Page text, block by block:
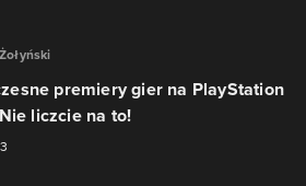
premiery gier na PlayStation
liczcie na to!